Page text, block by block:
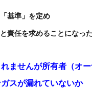
基準」を定め
責任を求めることになった
ませんが所有者（オ
スが漏れていないか